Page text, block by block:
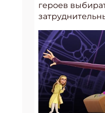
героев